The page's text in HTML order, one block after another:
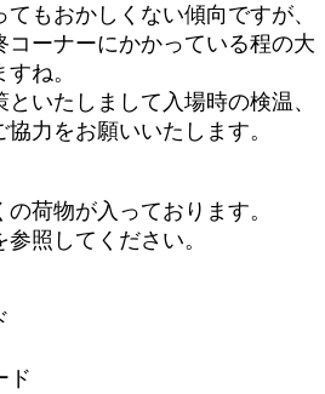
もおかしくない傾向ですが、
コーナーにかかっている程の大
ね。
いたしまして入場時の検温、
力をお願いいたします。
荷物が入っております。
照してください。
ド